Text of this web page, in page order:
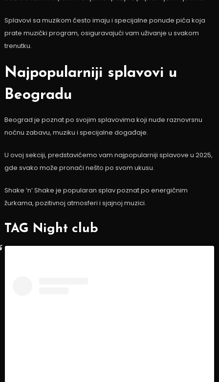
Splavovi sa muzikom često imaju i specijalne ponude pića koja
prate muzički program, osiguravajući vam uživanje u svakom
trenutku.
Najpopularniji splavovi u
Beogradu
Beograd je poznat po svojim splavovima koji nude raznovrsnu
noćnu zabavu, muziku i specijalne događaje.
U ovoj sekciji, predstavićemo vam najpopularniji splavove u 2025,
gde svako može pronaći nešto po svom ukusu.
Shake ‘n’ Shake je popularan splav poznat po energičnim
žurkama, pozitivnoj atmosferi i sjajnoj muzici.
TAG Night club